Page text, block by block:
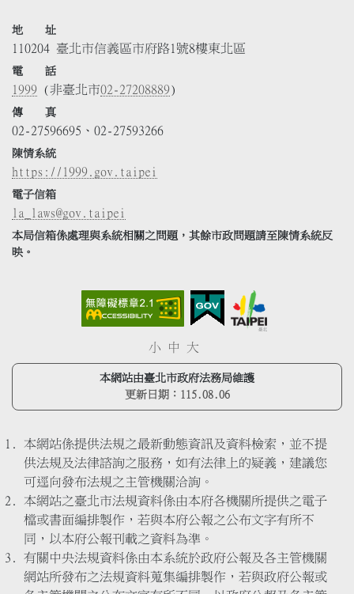
地 址
110204 臺北市信義區市府路1號8樓東北區
電 話
1999 (非臺北市02-27208889)
傳 真
02-27596695、02-27593266
陳情系統
https://1999.gov.taipei
電子信箱
la_laws@gov.taipei
本局信箱係處理與系統相關之問題，其餘市政問題請至陳情系統反
映。
小 中 大
本網站由臺北市政府法務局維護
更新日期： 115.08.06
本網站係提供法規之最新動態資訊及資料檢索，並不提
供法規及法律諮詢之服務，如有法律上的疑義，建議您
可逕向發布法規之主管機關洽詢。
本網站之臺北市法規資料係由本府各機關所提供之電子
檔或書面編排製作，若與本府公報之公布文字有所不
同，以本府公報刊載之資料為準。
有關中央法規資料係由本系統於政府公報及各主管機關
網站所發布之法規資料蒐集編排製作，若與政府公報或